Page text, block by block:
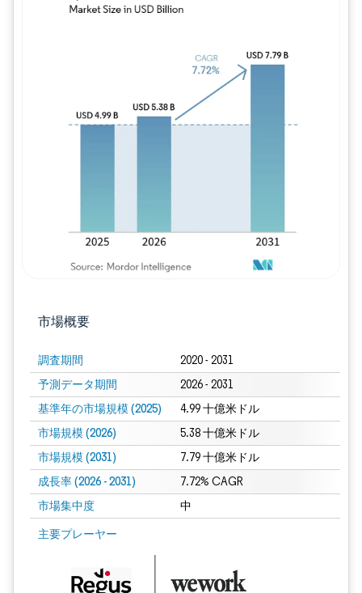
市場概要
調査期間 2020 - 2031
予測データ期間 2026 - 2031
基準年の市場規模 (2025) 4.99 十億米ドル
市場規模 (2026) 5.38 十億米ドル
市場規模 (2031) 7.79 十億米ドル
成長率 (2026 - 2031) 7.72% CAGR
市場集中度 中
主要プレーヤー
画像 © Mordor Intelligence。再利用にはCC BY 4.0の表示が必要です。